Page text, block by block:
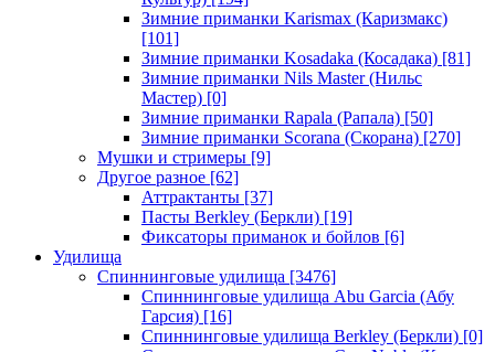
Зимние приманки Karismax (Каризмакс)
[101]
Зимние приманки Kosadaka (Косадака) [81]
Зимние приманки Nils Master (Нильс
Мастер) [0]
Зимние приманки Rapala (Рапала) [50]
Зимние приманки Scorana (Скорана) [270]
Мушки и стримеры [9]
Другое разное [62]
Аттрактанты [37]
Пасты Berkley (Беркли) [19]
Фиксаторы приманок и бойлов [6]
Удилища
Спиннинговые удилища [3476]
Спиннинговые удилища Abu Garcia (Абу
Гарсия) [16]
Спиннинговые удилища Berkley (Беркли) [0]